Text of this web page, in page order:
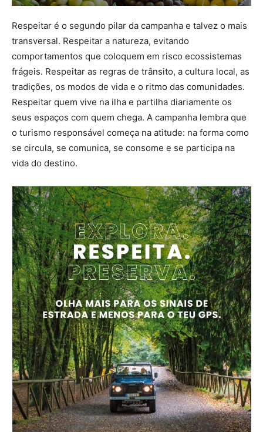
Respeitar é o segundo pilar da campanha e talvez o mais
transversal. Respeitar a natureza, evitando
comportamentos que coloquem em risco ecossistemas
frágeis. Respeitar as regras de trânsito, a cultura local, as
tradições, os modos de vida e o ritmo das comunidades.
Respeitar quem vive na ilha e partilha diariamente os
seus espaços com quem chega. A campanha lembra que
o turismo responsável começa na atitude: na forma como
se circula, se comunica, se consome e se participa na
vida do destino.